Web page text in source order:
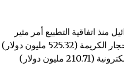
إسرائيل منذ اتفاقية التطبيع أمر مثير
للاهتمام بشكل خاص، وتشمل فئات التصدير الرائعة المعادن والأحجار الكريمة (525.32 مليون دولار)
والحديد والصلب (483.95 مليون دولار) والمعدات الكهربائية والإلكترونية (210.71 مليون دولار)